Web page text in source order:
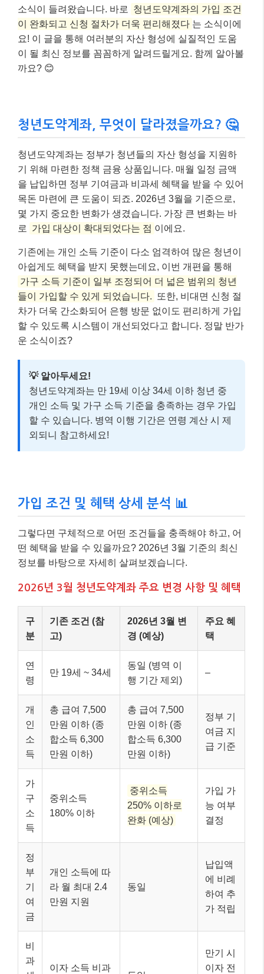
소식이 들려왔습니다. 바로
청년도약계좌의 가입 조건
이 완화되고 신청 절차가 더욱 편리해졌다 는 소식이에
요! 이 글을 통해 여러분의 자산 형성에 실질적인 도움
이 될 최신 정보를 꼼꼼하게 알려드릴게요. 함께 알아볼
까요? 😊
청년도약계좌, 무엇이 달라졌을까요? 🤔
청년도약계좌는 정부가 청년들의 자산 형성을 지원하
기 위해 마련한 정책 금융 상품입니다. 매월 일정 금액
을 납입하면 정부 기여금과 비과세 혜택을 받을 수 있어
목돈 마련에 큰 도움이 되죠. 2026년 3월을 기준으로,
몇 가지 중요한 변화가 생겼습니다. 가장 큰 변화는 바
로
가입 대상이 확대되었다는 점 이에요.
기존에는 개인 소득 기준이 다소 엄격하여 많은 청년이
아쉽게도 혜택을 받지 못했는데요, 이번 개편을 통해
가구 소득 기준이 일부 조정되어 더 넓은 범위의 청년
들이 가입할 수 있게 되었습니다.
또한, 비대면 신청 절
차가 더욱 간소화되어 은행 방문 없이도 편리하게 가입
할 수 있도록 시스템이 개선되었다고 합니다. 정말 반가
운 소식이죠?
💡 알아두세요!
청년도약계좌는 만 19세 이상 34세 이하 청년 중
개인 소득 및 가구 소득 기준을 충족하는 경우 가입
할 수 있습니다. 병역 이행 기간은 연령 계산 시 제
외되니 참고하세요!
가입 조건 및 혜택 상세 분석 📊
그렇다면 구체적으로 어떤 조건들을 충족해야 하고, 어
떤 혜택을 받을 수 있을까요? 2026년 3월 기준의 최신
정보를 바탕으로 자세히 살펴보겠습니다.
2026년 3월 청년도약계좌 주요 변경 사항 및 혜택
구
분
기존 조건 (참
고)
2026년 3월 변
경 (예상)
주요 혜
택
연
령
만 19세 ~ 34세
동일 (병역 이
행 기간 제외)
–
개
인
소
득
총 급여 7,500
만원 이하 (종
합소득 6,300
만원 이하)
총 급여 7,500
만원 이하 (종
합소득 6,300
만원 이하)
정부 기
여금 지
급 기준
가
구
소
득
중위소득
180% 이하
중위소득
250% 이하로
완화 (예상)
가입 가
능 여부
결정
정
부
기
여
금
개인 소득에 따
라 월 최대 2.4
만원 지원
동일
납입액
에 비례
하여 추
가 적립
비
과
이자 소득 비과
만기 시
이자 전